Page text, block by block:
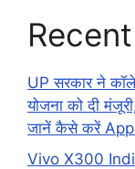
UP सरकार ने
योजना को दी
जानें कैसे करें
Vivo X300